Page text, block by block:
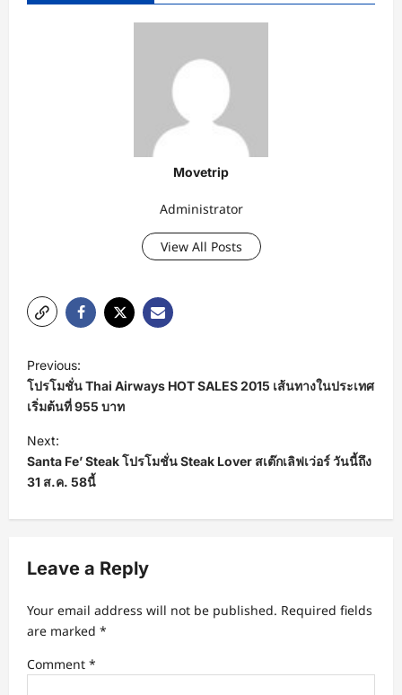
Movetrip
Administrator
View All Posts
o
s
t
n
a
v
g
a
t
i
Previous:
โปรโมชั่น Thai Airways HOT SALES 2015 เส้นทางในประเทศ
เริ่มต้นที่ 955 บาท
Next:
Santa Fe’ Steak โปรโมชั่น Steak Lover สเต๊กเลิฟเว่อร์ วันนี้ถึง
31 ส.ค. 58นี้
Leave a Reply
Your email address will not be published. Required fields
are marked *
Comment *